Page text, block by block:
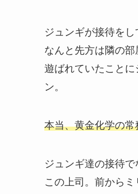
ジュンギが接待を
なんと先方は隣の
遊ばれていたこと
ン。
本当、黄金化学の
ジュンギ達の接待
この上司。前から